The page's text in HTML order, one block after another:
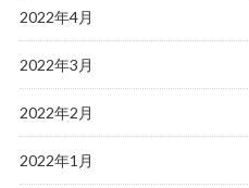
2022年4月
2022年3月
2022年2月
2022年1月